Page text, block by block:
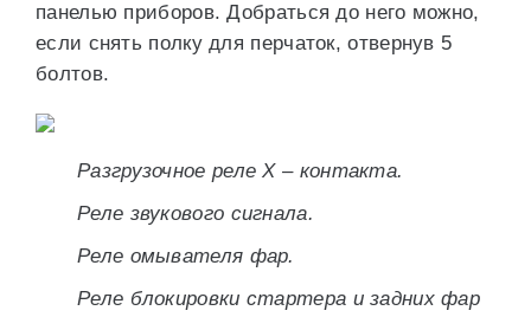
панелью приборов. Добраться до него можно,
если снять полку для перчаток, отвернув 5
болтов.
Разгрузочное реле X – контакта.
Реле звукового сигнала.
Реле омывателя фар.
Реле блокировки стартера и задних фар